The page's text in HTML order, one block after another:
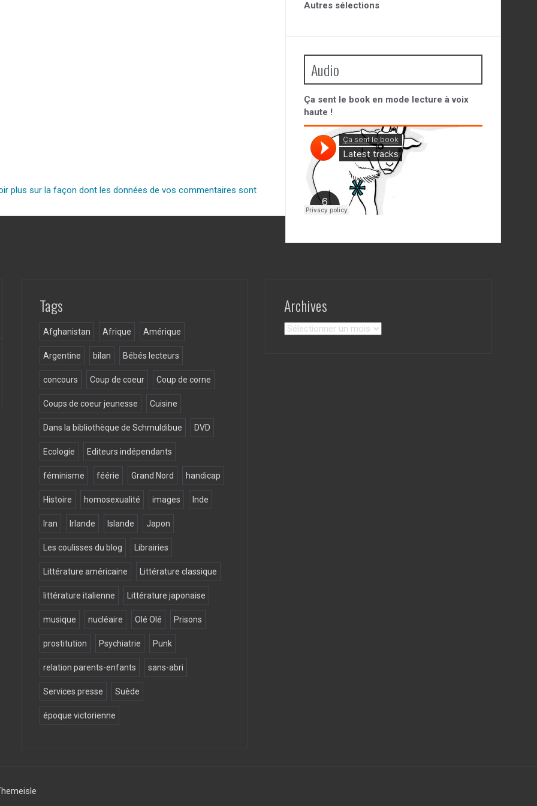
plus sur la façon dont les données de vos commentaires sont
Autres sélections
Audio
Ça sent le book en mode lecture à voix
haute !
Tags
Afghanistan Afrique Amérique
Argentine bilan Bébés lecteurs
concours Coup de coeur Coup de corne
Coups de coeur jeunesse Cuisine
Dans la bibliothèque de Schmuldibue DVD
Ecologie Editeurs indépendants
féminisme féérie Grand Nord handicap
Histoire homosexualité images Inde
Iran Irlande Islande Japon
Les coulisses du blog Librairies
Littérature américaine Littérature classique
littérature italienne Littérature japonaise
musique nucléaire Olé Olé Prisons
prostitution Psychiatrie Punk
relation parents-enfants sans-abri
Services presse Suède
époque victorienne
Archives
Archives